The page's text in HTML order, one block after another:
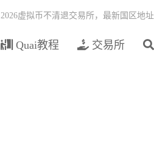
Quai教程 交易所
2026虚拟币不清退交易所，最新国区地址